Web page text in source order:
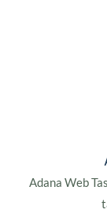
Adana Web